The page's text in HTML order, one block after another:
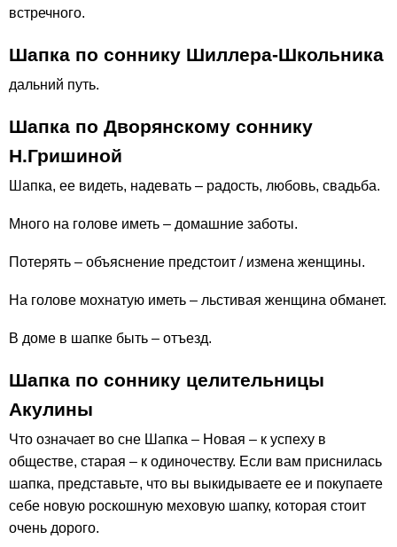
встречного.
Шапка по соннику Шиллера-Школьника
дальний путь.
Шапка по Дворянскому соннику
Н.Гришиной
Шапка, ее видеть, надевать – радость, любовь, свадьба.
Много на голове иметь – домашние заботы.
Потерять – объяснение предстоит / измена женщины.
На голове мохнатую иметь – льстивая женщина обманет.
В доме в шапке быть – отъезд.
Шапка по соннику целительницы
Акулины
Что означает во сне Шапка – Новая – к успеху в
обществе, старая – к одиночеству. Если вам приснилась
шапка, представьте, что вы выкидываете ее и покупаете
себе новую роскошную меховую шапку, которая стоит
очень дорого.